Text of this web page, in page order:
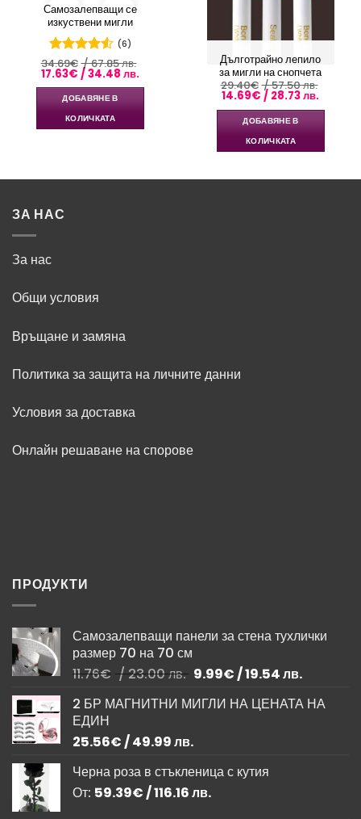
Самозалепващи се
изкуствени мигли
Оценено
с4.5 от
5
(6)
34.69€ / 67.85 лв.
Original
price
was:
34.69€
67.85 лв..
17.63€ / 34.48 лв.Текущата
цена
е:
17.63€
34.48 лв..
ДОБАВЯНЕ В
КОЛИЧКАТА
Дълготрайно лепило
за мигли на снопчета
29.40€ / 57.50 лв.
Original
was:
29.40€
57.50 лв..
14.69€ / 28.73 лв.
14.69€
ДОБАВЯНЕ В
КОЛИЧКАТА
ЗА НАС
За нас
Общи условия
Връщане и замяна
Политика за защита на личните данни
Условия за доставка
Онлайн решаване на спорове
ПРОДУКТИ
Самозалепващи панели за стена тухлички
размер 70 на 70 см
11.76€ / 23.00 лв. Original
was:
/
9.99€/ 19.54 лв.Текущата
е:
2 БР МАГНИТНИ МИГЛИ НА ЦЕНАТА НА
ЕДИН
25.56€/ 49.99 лв.
Черна роза в стъкленица с кутия
От: 59.39€/ 116.16 лв.